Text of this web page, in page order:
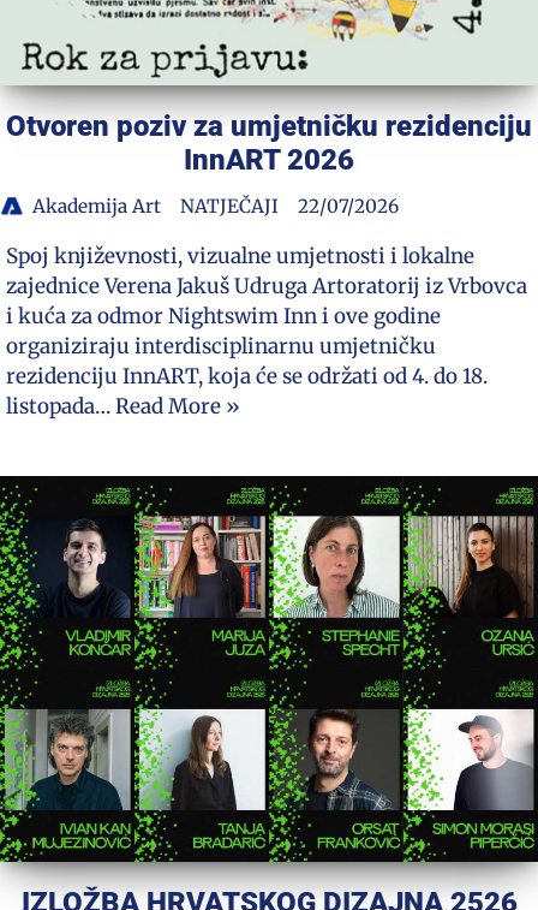
Otvoren poziv za umjetničku rezidenciju
InnART 2026
Akademija Art NATJEČAJI 22/07/2026
Spoj književnosti, vizualne umjetnosti i lokalne
zajednice Verena Jakuš Udruga Artoratorij iz Vrbovca
i kuća za odmor Nightswim Inn i ove godine
organiziraju interdisciplinarnu umjetničku
rezidenciju InnART, koja će se održati od 4. do 18.
listopada…Read More »
IZLOŽBA HRVATSKOG DIZAJNA 2526